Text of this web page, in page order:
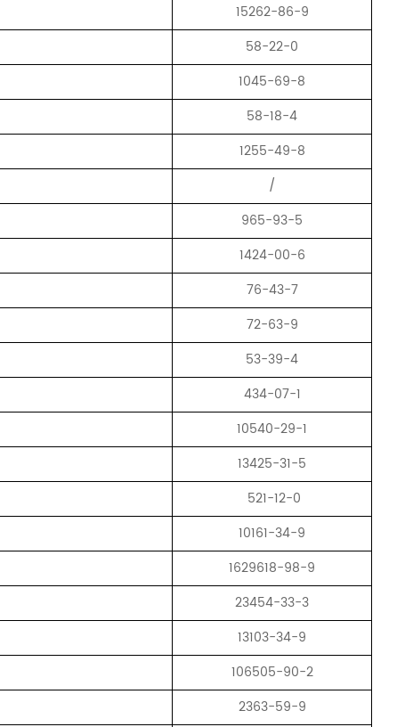
15262-86-9
58-22-0
1045-69-8
58-18-4
1255-49-8
/
965-93-5
1424-00-6
76-43-7
72-63-9
53-39-4
434-07-1
10540-29-1
13425-31-5
521-12-0
10161-34-9
1629618-98-9
23454-33-3
13103-34-9
106505-90-2
2363-59-9